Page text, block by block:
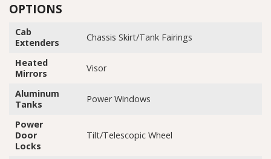
OPTIONS
Cab
Extenders
Chassis Skirt/Tank Fairings
Heated
Mirrors
Visor
Aluminum
Tanks
Power Windows
Power
Door
Locks
Tilt/Telescopic Wheel